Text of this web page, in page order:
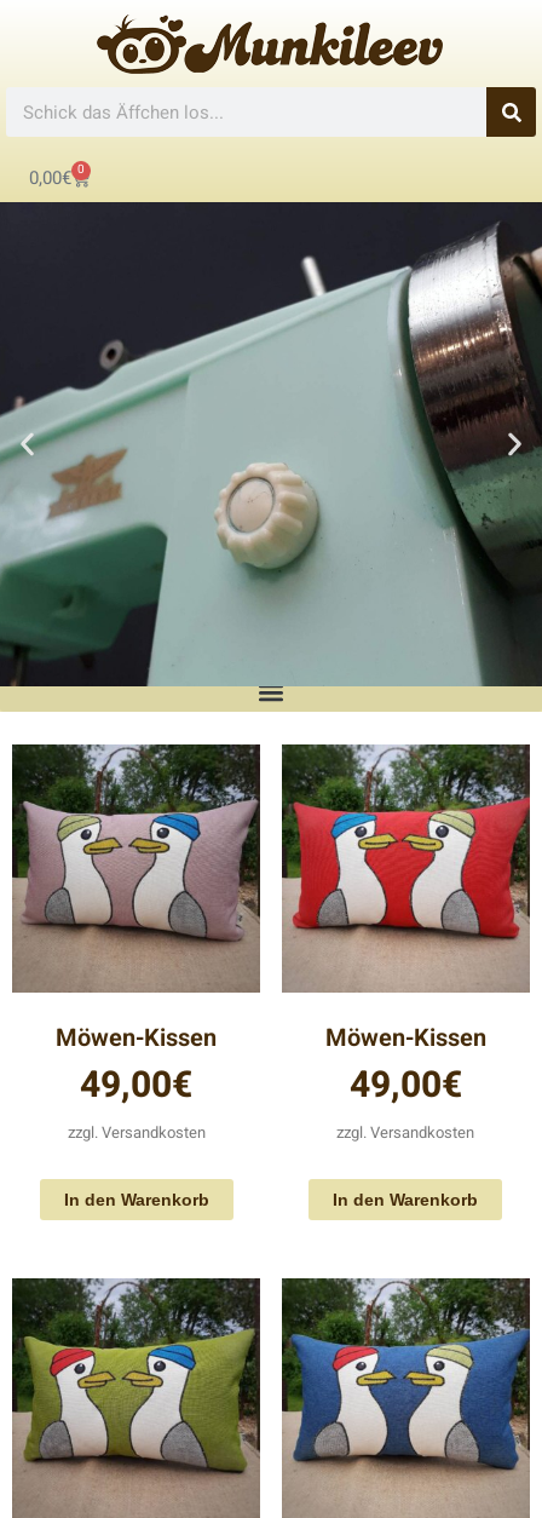
0,00€ 0
UpcyclingManufaktur
In liebevoller Handarbeit fertige ich
hochwertige Unikate und Kleinserien.
Verarbeitet wird dabei alles, was mir in die
Finger kommt! Ich lege hohen Wert auf
Nachhaltigkeit und verwende für meine
Werke z. B. ausgediente Stoff- und Leder-
Musterkataloge renommierter Möbelhäuser,
aus denen u.a. die beliebten Holstentor-
Möwen-Kissen
49,00€
zzgl.Versandkosten
In den Warenkorb
Möwen-Kissen
49,00€
zzgl.Versandkosten
In den Warenkorb